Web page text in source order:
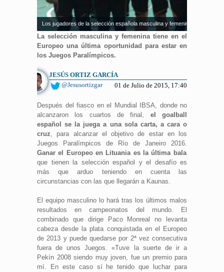
Los jugadores de la selección española masculina y femenina de goalball.
La selección masculina y femenina tiene en el
Europeo una última oportunidad para estar en
los Juegos Paralímpicos.
JESÚS ORTIZ GARCÍA
@Jesusortizgar
01 de Julio de 2015, 17:40
Después del fiasco en el Mundial IBSA, donde no
alcanzaron los cuartos de final, el goalball
español se la juega a una sola carta, a cara o
cruz, para alcanzar el objetivo de estar en los
Juegos Paralímpicos de Río de Janeiro 2016.
Ganar el Europeo en Lituania es la última bala
que tienen la selección español y el desafío es
más que arduo teniendo en cuenta las
circunstancias con las que llegarán a Kaunas.
El equipo masculino lo hará tras los últimos malos
resultados en campeonatos del mundo. El
combinado que dirige Paco Monreal no levanta
cabeza desde la plata conquistada en el Europeo
de 2013 y puede quedarse por 2ª vez consecutiva
fuera de unos Juegos. «Tuve la suerte de ir a
Pekín 2008 siendo muy joven, fue un premio para
mí. En este caso sí he tenido que luchar para